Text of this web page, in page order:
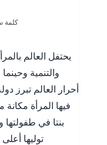
يحتفل العالم
والتنمية
أحرار العالم تبرز
فيها المرأة
بنتا في
توليها